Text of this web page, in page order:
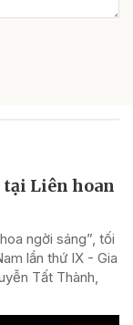
tại Liên hoan
ngời sáng”, tối
lần thứ IX - Gia
Tất Thành,